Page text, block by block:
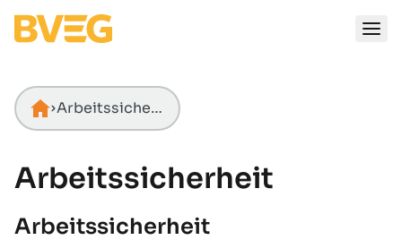
Startseite
Arbeitssicherheit
Arbeitssicherheit
Arbeitssicherheit